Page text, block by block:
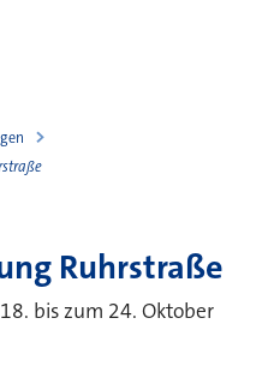
Ruhrstraße
bis zum 24. Oktober